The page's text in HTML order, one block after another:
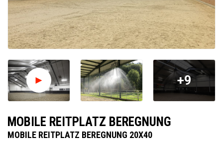
MOBILE REITPLATZ BEREGNUNG
MOBILE REITPLATZ BEREGNUNG 20X40
+9